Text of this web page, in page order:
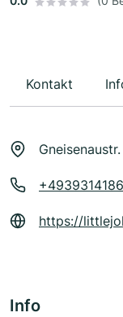
Kontakt
https://
Info